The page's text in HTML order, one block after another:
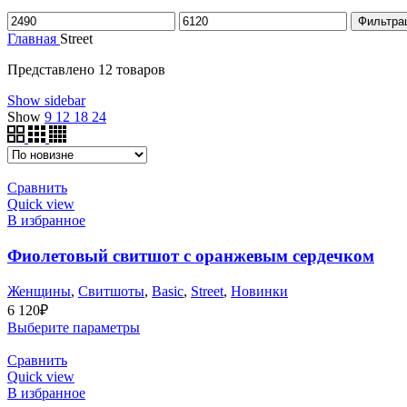
Минимальная
цена
Максимальная
цена
Главная Street
Представлено 12 товаров
Show sidebar
Show 9 12 18 24
Сравнить
Quick view
В избранное
Фиолетовый свитшот с оранжевым сердечком
Женщины, Cвитшоты, Basic, Street, Новинки
6 120₽
Выберите параметры
Сравнить
Quick view
В избранное